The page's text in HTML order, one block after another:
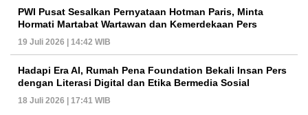
PWI Pusat Sesalkan Pernyataan Hotman Paris, Minta
Hormati Martabat Wartawan dan Kemerdekaan Pers
19 Juli 2026 | 14:42 WIB
Hadapi Era AI, Rumah Pena Foundation Bekali Insan Pers
dengan Literasi Digital dan Etika Bermedia Sosial
18 Juli 2026 | 17:41 WIB